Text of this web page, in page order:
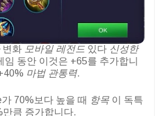
변화 모바일 레전드 있다 신성한
임 동안 이것은 +65를 추가합니
마법 관통력.
70%보다 높을 때 항목 이 독특
큼 증가합니다.